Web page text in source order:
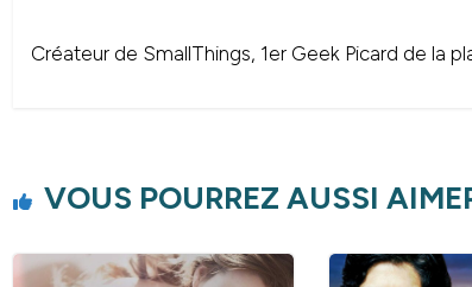
Créateur de SmallThings, 1er Geek Picard de la
VOUS POURREZ AUSSI